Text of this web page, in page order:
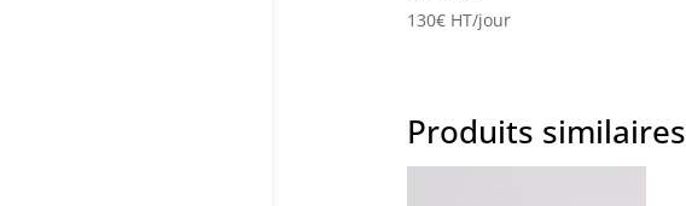
130€HT/jour
Produits similaires